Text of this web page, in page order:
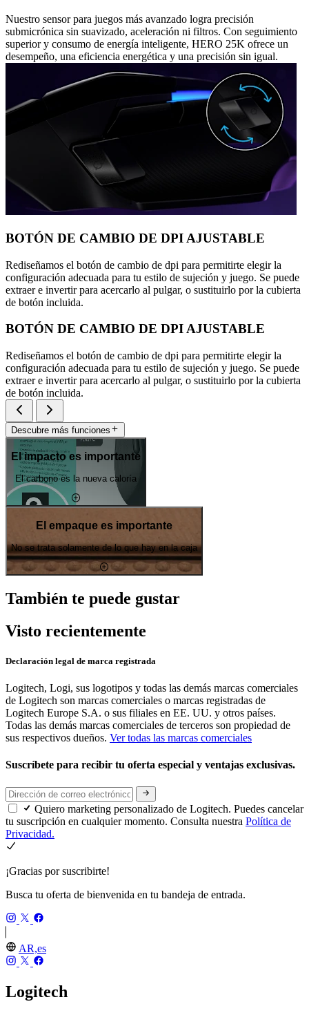
Nuestro sensor para juegos más avanzado logra precisión
submicrónica sin suavizado, aceleración ni filtros. Con seguimiento
superior y consumo de energía inteligente, HERO 25K ofrece un
desempeño, una eficiencia energética y una precisión sin igual.
BOTÓN DE CAMBIO DE DPI AJUSTABLE
Rediseñamos el botón de cambio de dpi para permitirte elegir la
configuración adecuada para tu estilo de sujeción y juego. Se puede
extraer e invertir para acercarlo al pulgar, o sustituirlo por la cubierta
de botón incluida.
BOTÓN DE CAMBIO DE DPI AJUSTABLE
Rediseñamos el botón de cambio de dpi para permitirte elegir la
configuración adecuada para tu estilo de sujeción y juego. Se puede
extraer e invertir para acercarlo al pulgar, o sustituirlo por la cubierta
de botón incluida.
Descubre más funciones
El impacto es importante
El carbono es la nueva caloría
El empaque es importante
No se trata solamente de lo que hay en la caja
También te puede gustar
Visto recientemente
Declaración legal de marca registrada
Logitech, Logi, sus logotipos y todas las demás marcas comerciales
de Logitech son marcas comerciales o marcas registradas de
Logitech Europe S.A. o sus filiales en EE. UU. y otros países.
Todas las demás marcas comerciales de terceros son propiedad de
sus respectivos dueños. Ver todas las marcas comerciales
Suscríbete para recibir tu oferta especial y ventajas exclusivas.
Quiero marketing personalizado de Logitech. Puedes cancelar
tu suscripción en cualquier momento. Consulta nuestra Política de
Privacidad.
¡Gracias por suscribirte!
Busca tu oferta de bienvenida en tu bandeja de entrada.
AR,es
Logitech